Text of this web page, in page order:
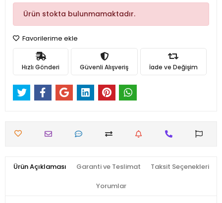
Ürün stokta bulunmamaktadır.
Favorilerime ekle
Hızlı Gönderi Güvenli Alışveriş İade ve Değişim
Ürün Açıklaması Garanti ve Teslimat Taksit Seçenekleri
Yorumlar